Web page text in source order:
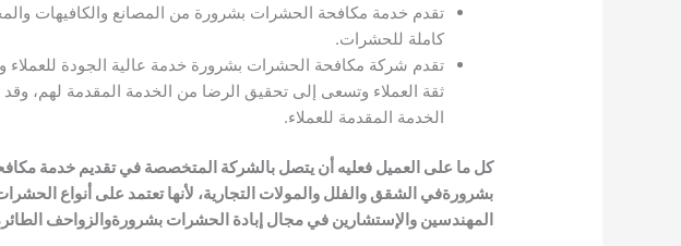
تقدم خدمة مكافحة الحشرات بشرورة من المصانع والكافيهات
كاملة للحشرات.
تقدم شركة مكافحة الحشرات بشرورة خدمة عالية الجودة للعملاء
ثقة العملاء وتسعى إلى تحقيق الرضا من الخدمة المقدمة لهم،
الخدمة المقدمة للعملاء.
كل ما على العميل فعليه أن يتصل بالشركة المتخصصة في تقديم خدمة
بشرورةفي الشقق والفلل والمولات التجارية، لأنها تعتمد على أنواع
المهندسين والإستشارين في مجال إبادة الحشرات بشرورةوالزواحف